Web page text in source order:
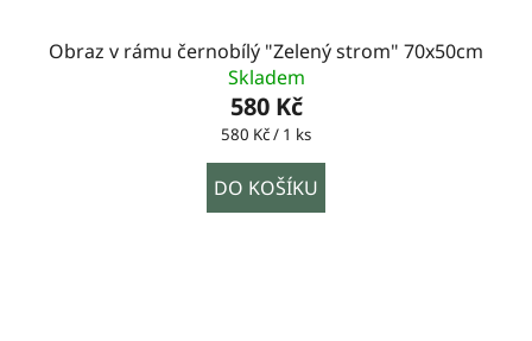
Obraz v rámu černobílý "Zelený strom" 70x50cm
Skladem
580 Kč
Měrná
580 Kč / 1 ks
DO KOŠÍKU